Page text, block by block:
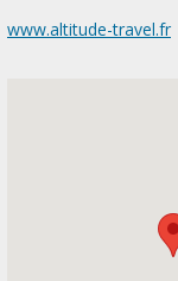
www.altitude-travel.fr